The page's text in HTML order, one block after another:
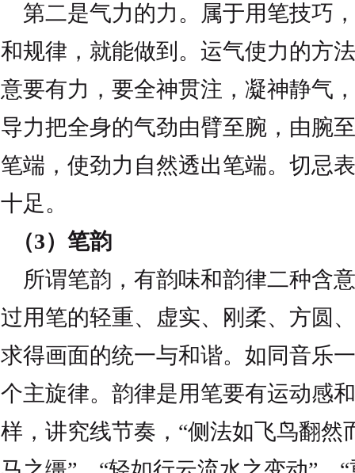
第二是气力的力。属于用笔技巧
和规律，就能做到。运气使力的方
意要有力，要全神贯注，凝神静气
导力把全身的气劲由臂至腕，由腕
笔端，使劲力自然透出笔端。切忌
十足。
（3）笔韵
所谓笔韵，有韵味和韵律二种含
过用笔的轻重、虚实、刚柔、方圆
求得画面的统一与和谐。如同音乐
个主旋律。韵律是用笔要有运动感
样，讲究线节奏，“侧法如飞鸟翻然